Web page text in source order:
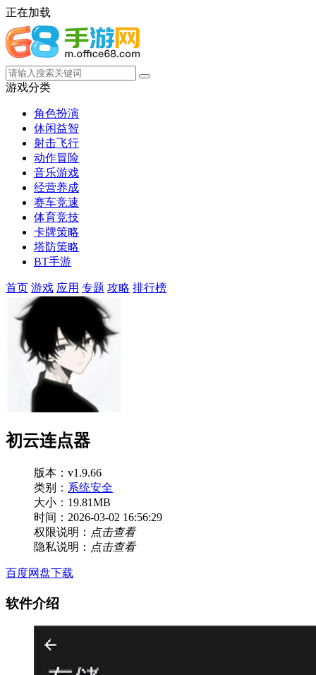
正在加载
游戏分类
角色扮演
休闲益智
射击飞行
动作冒险
音乐游戏
经营养成
赛车竞速
体育竞技
卡牌策略
塔防策略
BT手游
首页 游戏 应用 专题 攻略 排行榜
初云连点器
版本：v1.9.66
类别： 系统安全
大小：19.81MB
时间：2026-03-02 16:56:29
权限说明： 点击查看
隐私说明： 点击查看
百度网盘下载
软件介绍